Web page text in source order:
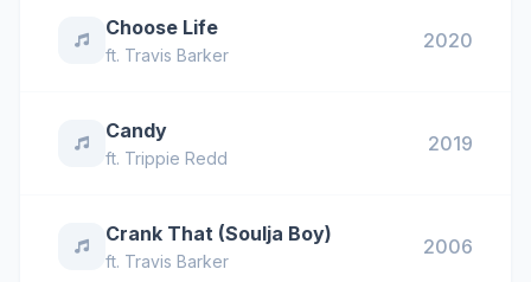
Choose Life
ft. Travis Barker
2020
Candy
ft. Trippie Redd
2019
Crank That (Soulja Boy)
ft. Travis Barker
2006